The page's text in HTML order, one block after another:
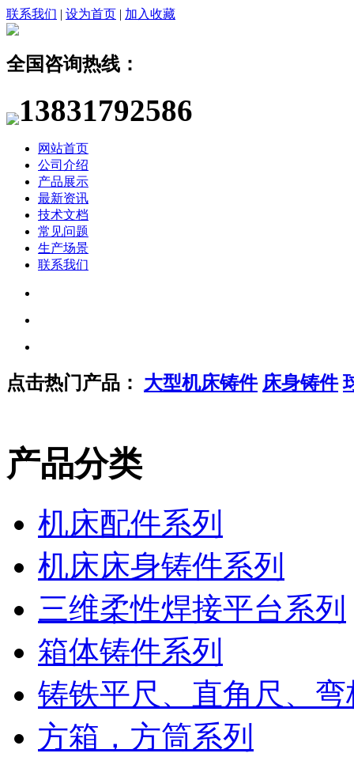
联系我们 | 设为首页 | 加入收藏
全国咨询热线：
13831792586
网站首页
公司介绍
产品展示
最新资讯
技术文档
常见问题
生产场景
联系我们
点击热门产品： 大型机床铸件 床身铸件
产品分类
机床配件系列
机床床身铸件系列
三维柔性焊接平台系列
箱体铸件系列
铸铁平尺、直角尺、
方箱，方筒系列